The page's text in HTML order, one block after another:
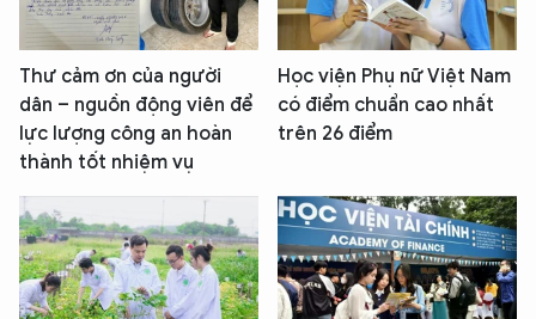
Thư cảm ơn của người
dân – nguồn động viên để
lực lượng công an hoàn
thành tốt nhiệm vụ
Học viện Phụ nữ Việt Nam
có điểm chuẩn cao nhất
trên 26 điểm